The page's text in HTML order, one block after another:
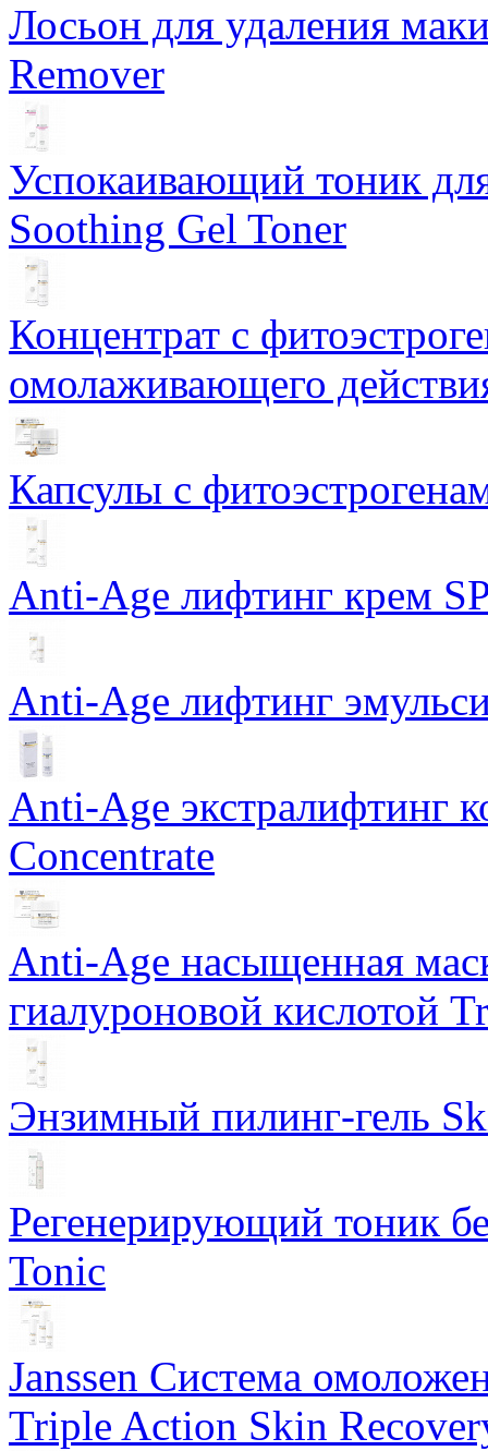
Лосьон для удаления
Remover
Успокаивающий тоник
Soothing Gel Toner
Концентрат с
омолаживающего
Капсулы с
Anti-Age лифтинг крем
Anti-Age лифтинг
Anti-Age экстралифтинг
Concentrate
Anti-Age насыщенная
гиалуроновой кислотой
Энзимный пилинг-гель
Регенерирующий тоник
Tonic
Janssen Система
Triple Action Skin